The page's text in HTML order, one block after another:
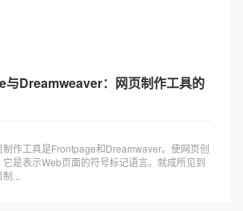
Dreamweaver：网页制作工具的
制作工具是Frontpage和Dreamwaver。使网页创
是表示Web页面的符号标记语言。就成所见到
...